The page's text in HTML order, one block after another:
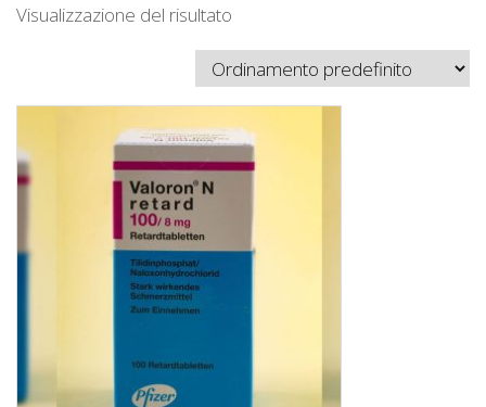
Visualizzazione del risultato